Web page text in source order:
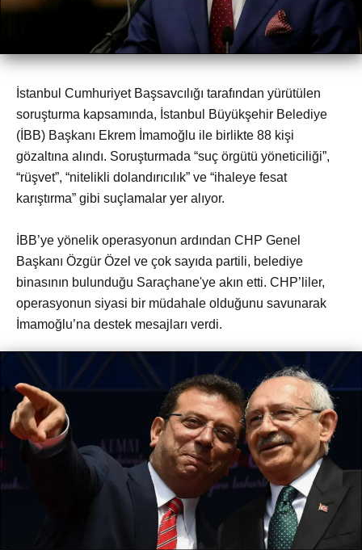
İstanbul Cumhuriyet Başsavcılığı tarafından yürütülen
soruşturma kapsamında, İstanbul Büyükşehir Belediye
(İBB) Başkanı Ekrem İmamoğlu ile birlikte 88 kişi
gözaltına alındı. Soruşturmada “suç örgütü yöneticiliği”,
“rüşvet”, “nitelikli dolandırıcılık” ve “ihaleye fesat
karıştırma” gibi suçlamalar yer alıyor.
İBB’ye yönelik operasyonun ardından CHP Genel
Başkanı Özgür Özel ve çok sayıda partili, belediye
binasının bulunduğu Saraçhane'ye akın etti. CHP’liler,
operasyonun siyasi bir müdahale olduğunu savunarak
İmamoğlu’na destek mesajları verdi.